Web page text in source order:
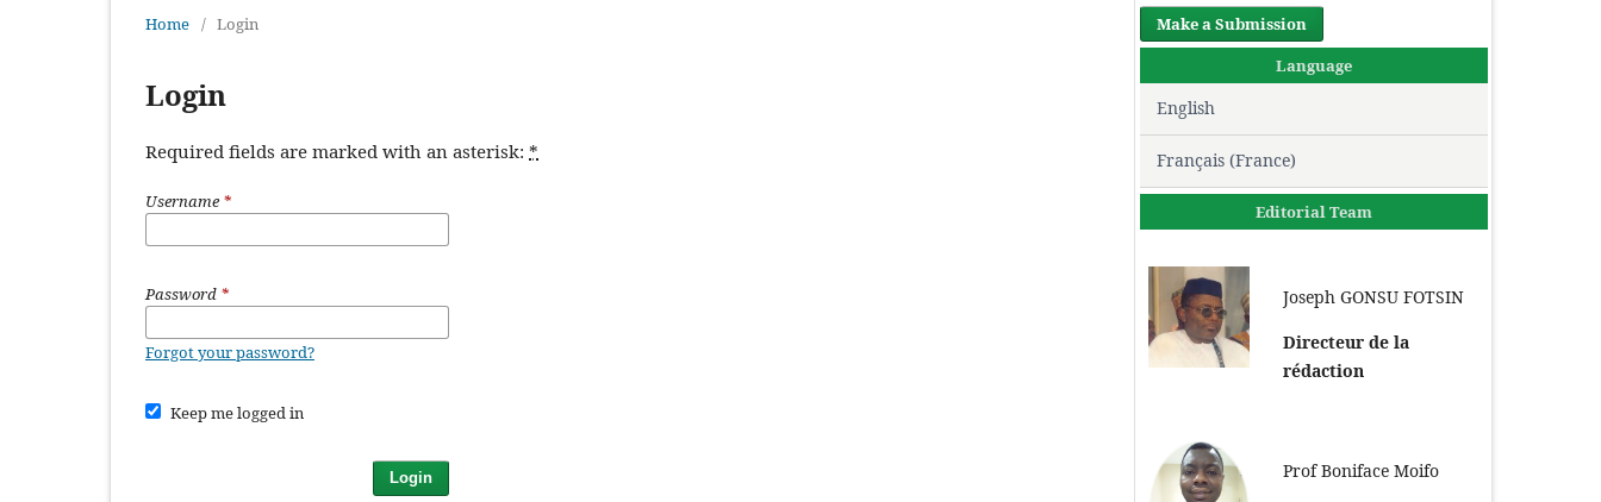
Home / Login
Login
Required fields are marked with an asterisk: *
Username*
Password *
Forgot your password?
Keep me logged in
Login
Make a Submission
Language
English
Français (France)
Editorial Team
Joseph GONSU FOTSIN
Directeur de la
rédaction
Prof Boniface Moifo